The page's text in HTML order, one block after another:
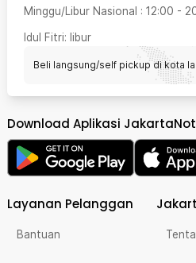
Minggu/Libur Nasional : 12:00 -
Idul Fitri: libur
Beli langsung/self pickup di kota
Download Aplikasi
Layanan Pelanggan
Bantuan